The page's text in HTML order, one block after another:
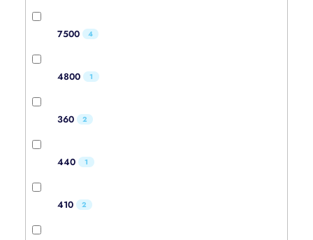
7500 4
4800 1
360 2
440 1
410 2